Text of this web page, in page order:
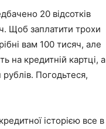
20 відсотків
Щоб заплатити трохи
вам 100 тисяч, але
на кредитній картці, а
Погодьтеся,
історією все в